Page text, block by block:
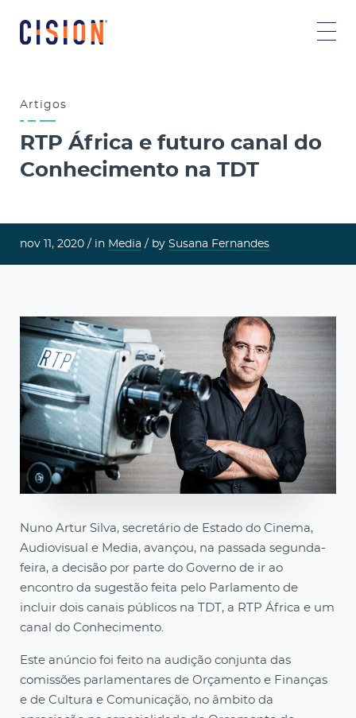
Artigos
RTP África e futuro canal do
Conhecimento na TDT
nov 11, 2020 / in Media / by Susana Fernandes
Nuno Artur Silva, secretário de Estado do Cinema,
Audiovisual e Media, avançou, na passada segunda-
feira, a decisão por parte do Governo de ir ao
encontro da sugestão feita pelo Parlamento de
incluir dois canais públicos na TDT, a RTP África e um
canal do Conhecimento.
Este anúncio foi feito na audição conjunta das
comissões parlamentares de Orçamento e Finanças
e de Cultura e Comunicação, no âmbito da